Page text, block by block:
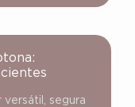
versátil, segura